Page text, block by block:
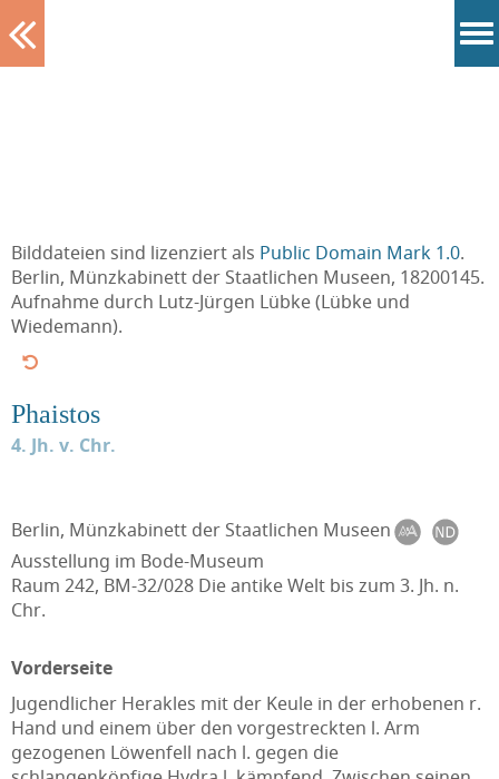
Bilddateien sind lizenziert als Public Domain Mark 1.0.
Berlin, Münzkabinett der Staatlichen Museen, 18200145.
Aufnahme durch Lutz-Jürgen Lübke (Lübke und
Wiedemann).
Phaistos
4. Jh. v. Chr.
Berlin, Münzkabinett der Staatlichen Museen
Ausstellung im Bode-Museum
Raum 242, BM-32/028 Die antike Welt bis zum 3. Jh. n.
Chr.
Vorderseite
Jugendlicher Herakles mit der Keule in der erhobenen r.
Hand und einem über den vorgestreckten l. Arm
gezogenen Löwenfell nach l. gegen die